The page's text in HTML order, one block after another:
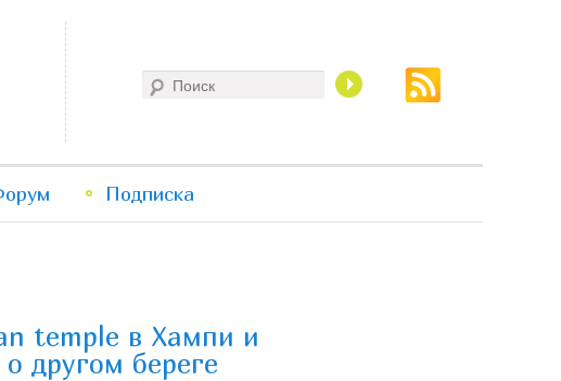
Подписка
temple в Хампи и
другом береге